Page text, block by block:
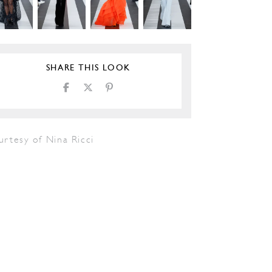
SHARE THIS LOOK
of Nina Ricci